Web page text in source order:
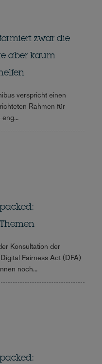
zwar die
aber kaum
verspricht einen
Rahmen für
Konsultation der
Fairness Act (DFA)
noch...